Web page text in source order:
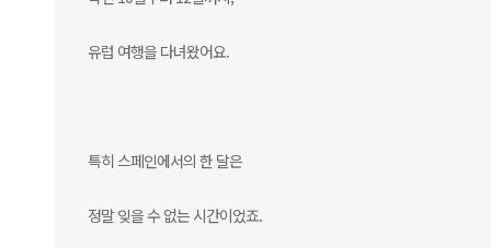
유럽 여행을 다녀왔어요.
특히 스페인에서의 한 달은
정말 잊을 수 없는 시간이었죠.